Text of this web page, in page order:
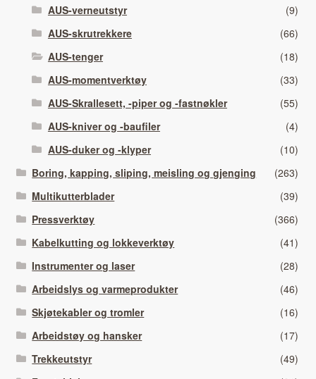
AUS-verneutstyr
(9)
AUS-skrutrekkere
(66)
AUS-tenger
(18)
AUS-momentverktøy
(33)
AUS-Skrallesett, -piper og -fastnøkler
(55)
AUS-kniver og -baufiler
(4)
AUS-duker og -klyper
(10)
Boring, kapping, sliping, meisling og gjenging
(263)
Multikutterblader
(39)
Pressverktøy
(366)
Kabelkutting og lokkeverktøy
(41)
Instrumenter og laser
(28)
Arbeidslys og varmeprodukter
(46)
Skjøtekabler og tromler
(16)
Arbeidstøy og hansker
(17)
Trekkeutstyr
(49)